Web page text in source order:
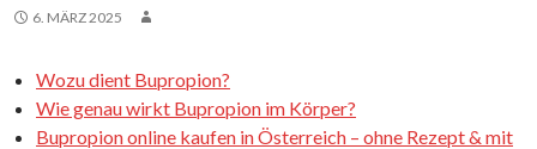
6. MÄRZ 2025
Wozu dient Bupropion?
Wie genau wirkt Bupropion im Körper?
Bupropion online kaufen in Österreich – ohne Rezept & mit